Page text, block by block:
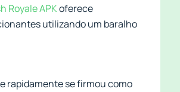
Royale APKoferece
utilizando um baralho
rapidamente se firmou como